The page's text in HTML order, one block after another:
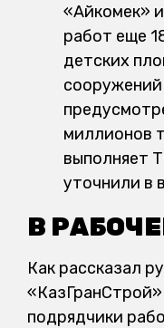
«Айкомек»
работ еще
детских
миллионов
выполняет
уточнили в
В
Как рассказал
подрядчики